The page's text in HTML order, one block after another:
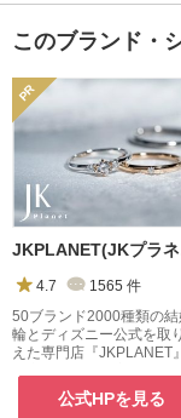
このブランド・
4.7 1565 件
50ブランド2000種類の
輪とディズニー公式を取
えた専門店『JKPLANET
町・横浜・大宮・大阪梅
京都・名古屋栄・福岡天
公式HPを見る